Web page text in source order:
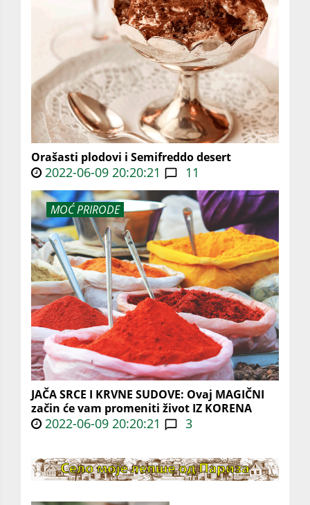
Orašasti plodovi i Semifreddo desert
2022-06-09 20:20:21 11
MOĆ PRIRODE
JAČA SRCE I KRVNE SUDOVE: Ovaj MAGIČNI
začin će vam promeniti život IZ KORENA
2022-06-09 20:20:21 3